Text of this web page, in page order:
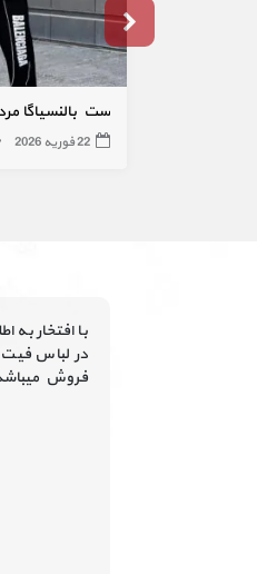
ست بالنسیاگا
22 فوریه 2026
با افتخار
در لباس فیت
فروش